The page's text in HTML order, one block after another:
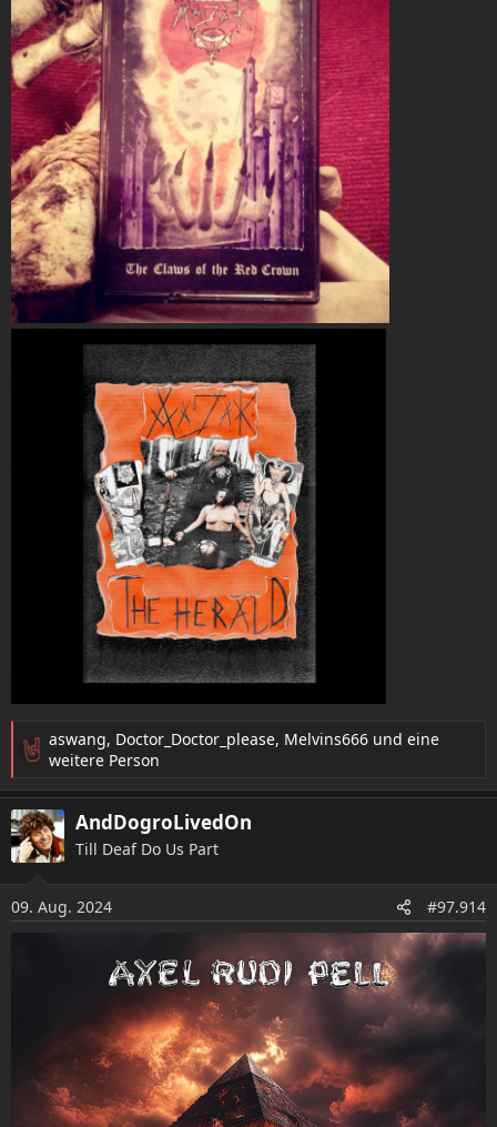
R
a
k
t
i
o
n
e
aswang, Doctor_Doctor_please, Melvins666 und eine
weitere Person
AndDogroLivedOn
Till Deaf Do Us Part
09. Aug. 2024 #97.914